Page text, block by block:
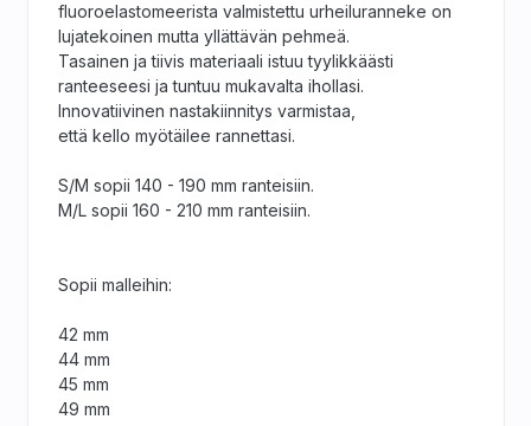
fluoroelastomeerista valmistettu urheiluranneke on
lujatekoinen mutta yllättävän pehmeä.
Tasainen ja tiivis materiaali istuu tyylikkäästi
ranteeseesi ja tuntuu mukavalta ihollasi.
Innovatiivinen nastakiinnitys varmistaa,
että kello myötäilee rannettasi.
S/M sopii 140 - 190 mm ranteisiin.
M/L sopii 160 - 210 mm ranteisiin.
Sopii malleihin:
42 mm
44 mm
45 mm
49 mm